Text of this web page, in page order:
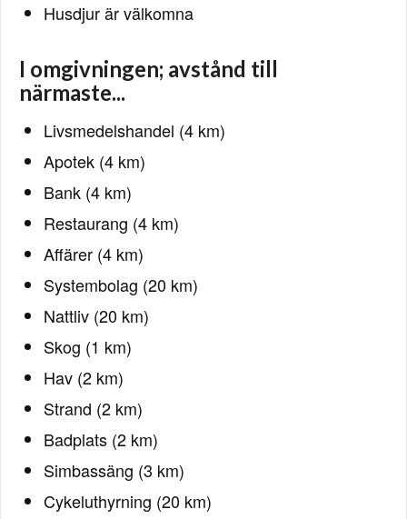
Husdjur är välkomna
I omgivningen; avstånd till
närmaste...
Livsmedelshandel (4 km)
Apotek (4 km)
Bank (4 km)
Restaurang (4 km)
Affärer (4 km)
Systembolag (20 km)
Nattliv (20 km)
Skog (1 km)
Hav (2 km)
Strand (2 km)
Badplats (2 km)
Simbassäng (3 km)
Cykeluthyrning (20 km)